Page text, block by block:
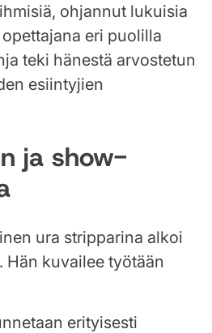
ohjannut lukuisia
eri puolilla
teki hänestä arvostetun
esiintyjien
ja show-
ura stripparina alkoi
kuvailee työtään
erityisesti